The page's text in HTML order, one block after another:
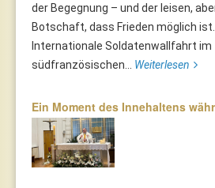
der Begegnung – und der leisen,
Botschaft, dass Frieden möglich ist.
Internationale Soldatenwallfahrt im
südfranzösischen... Weiterlesen
Ein Moment des Innehaltens